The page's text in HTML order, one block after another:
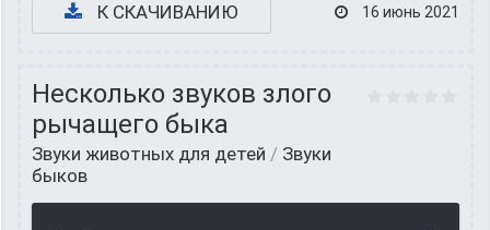
К СКАЧИВАНИЮ 16 июнь 2021
Несколько звуков злого
рычащего быка
Звуки животных для детей / Звуки
быков